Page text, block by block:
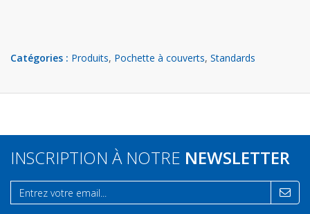
Catégories : Produits, Pochette à couverts, Standards
INSCRIPTION À NOTRE NEWSLETTER